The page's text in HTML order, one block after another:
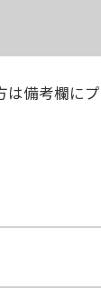
備考欄に